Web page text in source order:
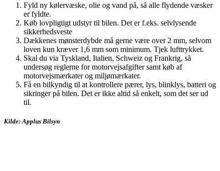
Fyld ny kølervæske, olie og vand på, så alle flydende væsker
er fyldte.
Køb lovpligtigt udstyr til bilen. Det er f.eks. selvlysende
sikkerhedsveste
Dækkenes mønsterdybde må gerne være over 2 mm, selvom
loven kun kræver 1,6 mm som minimum. Tjek lufttrykket.
Skal du via Tyskland, Italien, Schweiz og Frankrig, så
undersøg reglerne for motorvejsafgifter samt køb af
motorvejsmærkater og miljømærkater.
Få en bilkyndig til at kontrollere pærer, lys, blinklys, batteri og
sikringer på bilen. Det er ikke altid så enkelt, som det ser ud
til.
Kilde: Applus Bilsyn